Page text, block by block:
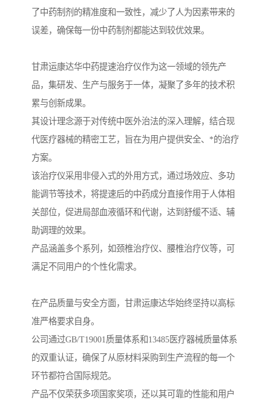
了中药制剂的精准度和一致性，减少了人为因素带来的
误差，确保每一份中药制剂都能达到较优效果。
甘肃运康达华中药提速治疗仪作为这一领域的领先产
品，集研发、生产与服务于一体，凝聚了多年的技术积
累与创新成果。
其设计理念源于对传统中医外治法的深入理解，结合现
代医疗器械的精密工艺，旨在为用户提供安全、*的治疗
方案。
该治疗仪采用非侵入式的外用方式，通过场效应、多功
能调节等技术，将提速后的中药成分直接作用于人体相
关部位，促进局部血液循环和代谢，达到舒缓不适、辅
助调理的效果。
产品涵盖多个系列，如颈椎治疗仪、腰椎治疗仪等，可
满足不同用户的个性化需求。
在产品质量与安全方面，甘肃运康达华始终坚持以高标
准严格要求自身。
公司通过GB/T19001质量体系和13485医疗器械质量体系
的双重认证，确保了从原材料采购到生产流程的每一个
环节都符合国际规范。
产品不仅荣获多项国家奖项，还以其可靠的性能和用户